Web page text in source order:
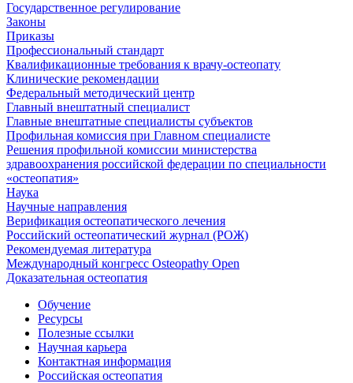
Государственное регулирование
Законы
Приказы
Профессиональный стандарт
Квалификационные требования к врачу-остеопату
Клинические рекомендации
Федеральный методический центр
Главный внештатный специалист
Главные внештатные специалисты субъектов
Профильная комиссия при Главном специалисте
Решения профильной комиссии министерства
здравоохранения российской федерации по специальности
«остеопатия»
Наука
Научные направления
Верификация остеопатического лечения
Российский остеопатический журнал (РОЖ)
Рекомендуемая литература
Международный конгресс Osteopathy Open
Доказательная остеопатия
Обучение
Ресурсы
Полезные ссылки
Научная карьера
Контактная информация
Российская остеопатия